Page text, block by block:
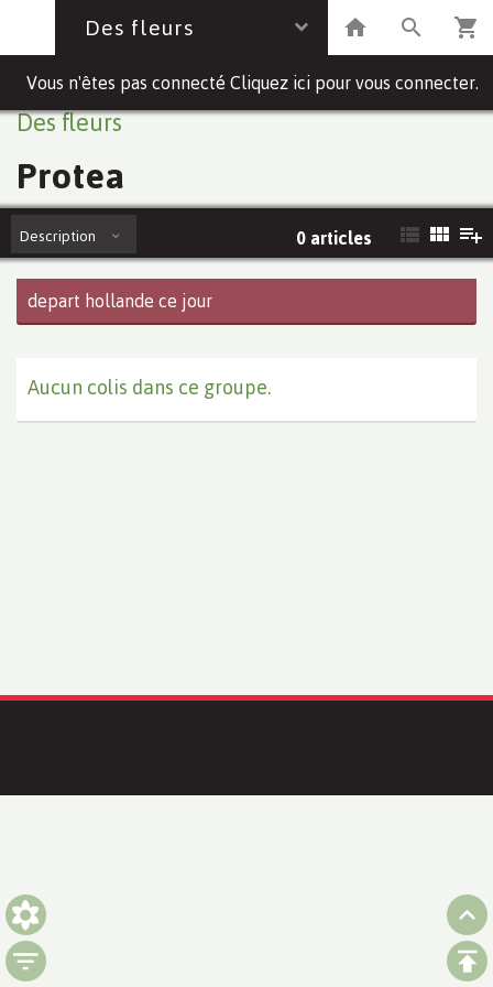
Des fleurs
Vous n'êtes pas connecté Cliquez ici pour vous connecter.
Des fleurs
Protea
Description 0 articles
depart hollande ce jour
Aucun colis dans ce groupe.